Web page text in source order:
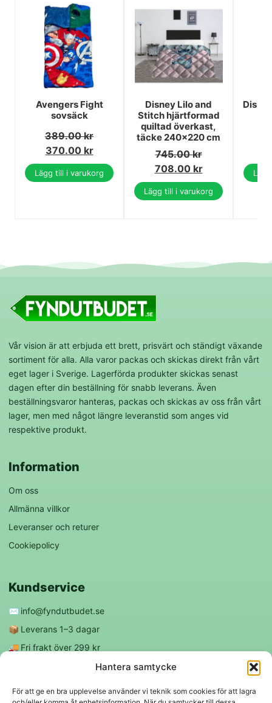
Hantera samtycke
För att ge en bra upplevelse använder vi teknik som cookies för att lagra
Avengers Fight
sovsäck
389.00kr
370.00 kr
Lägg till i varukorg
Disney Lilo and
Stitch hjärtformad
quiltad överkast,
täcke 240x220 cm
745.00kr
708.00 kr
Lägg till i varukorg
Vår vision är att erbjuda ett brett, prisvärt och ständigt växande
sortiment för alla. Alla varor packas och skickas direkt från vårt
eget lager i Sverige. Lagerförda produkter skickas senast
dagen efter din beställning för snabb leverans. Även
beställningsvaror hanteras, packas och skickas av oss från vårt
lager, men med något längre leveranstid som anges vid
respektive produkt.
Information
Om oss
Allmänna villkor
Leveranser och returer
Cookiepolicy
Kundservice
✉️ info@fyndutbudet.se
📦 Leverans 1–3 dagar
🚚 Fri frakt över 299 kr